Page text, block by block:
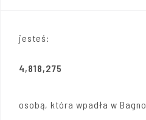
jesteś:
4,818,275
osobą, która wpadła w Bagno